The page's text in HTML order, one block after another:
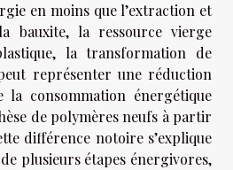
en moins que l’extraction et
bauxite, la ressource vierge
la transformation de
représenter une réduction
la consommation énergétique
de polymères neufs à partir
différence notoire s’explique
plusieurs étapes énergivores,